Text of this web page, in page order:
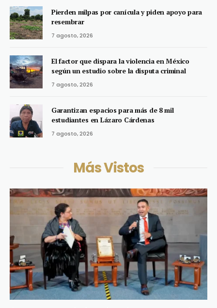
Pierden milpas por canícula y piden apoyo para
resembrar
7 agosto, 2026
El factor que dispara la violencia en México
según un estudio sobre la disputa criminal
7 agosto, 2026
Garantizan espacios para más de 8 mil
estudiantes en Lázaro Cárdenas
7 agosto, 2026
Más Vistos